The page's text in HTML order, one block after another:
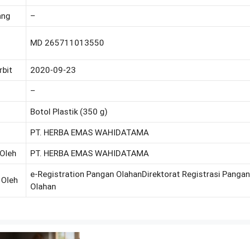
–
MD 265711013550
2020-09-23
–
Botol Plastik (350 g)
PT. HERBA EMAS WAHIDATAMA
PT. HERBA EMAS WAHIDATAMA
e-Registration Pangan OlahanDirektorat Registrasi Pangan
Olahan